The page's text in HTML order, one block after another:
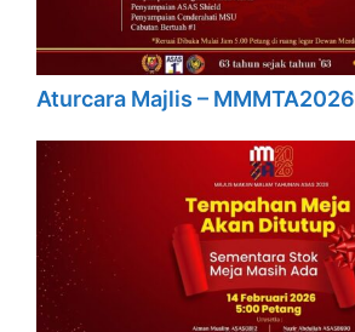
Aturcara Majlis – MMMTA2026